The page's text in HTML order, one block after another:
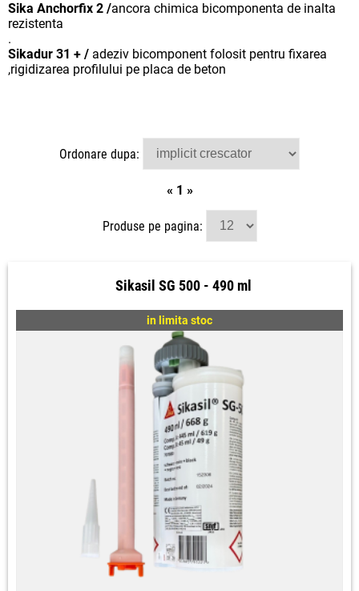
Sika Anchorfix 2 /ancora chimica bicomponenta de inalta
rezistenta
.
Sikadur 31 + / adeziv bicomponent folosit pentru fixarea
,rigidizarea profilului pe placa de beton
Ordonare dupa:
« 1 »
Produse pe pagina:
Sikasil SG 500 - 490 ml
in limita stoc